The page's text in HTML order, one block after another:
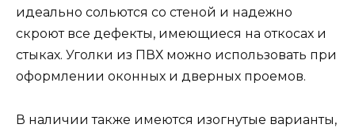
идеально сольются со стеной и надежно
скроют все дефекты, имеющиеся на откосах и
стыках. Уголки из ПВХ можно использовать при
оформлении оконных и дверных проемов.
В наличии также имеются изогнутые варианты,